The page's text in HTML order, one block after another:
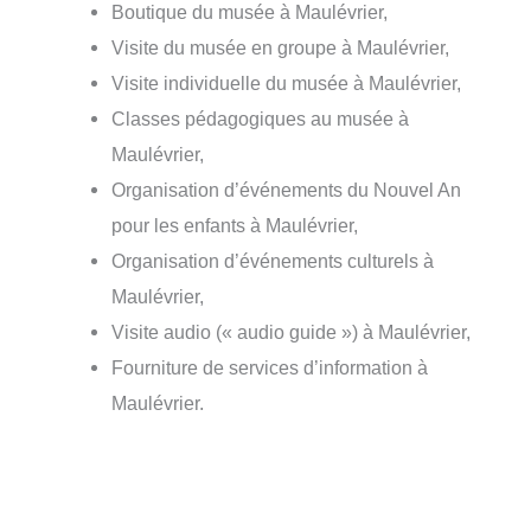
Boutique du musée à Maulévrier,
Visite du musée en groupe à Maulévrier,
Visite individuelle du musée à Maulévrier,
Classes pédagogiques au musée à
Maulévrier,
Organisation d’événements du Nouvel An
pour les enfants à Maulévrier,
Organisation d’événements culturels à
Maulévrier,
Visite audio (« audio guide ») à Maulévrier,
Fourniture de services d’information à
Maulévrier.